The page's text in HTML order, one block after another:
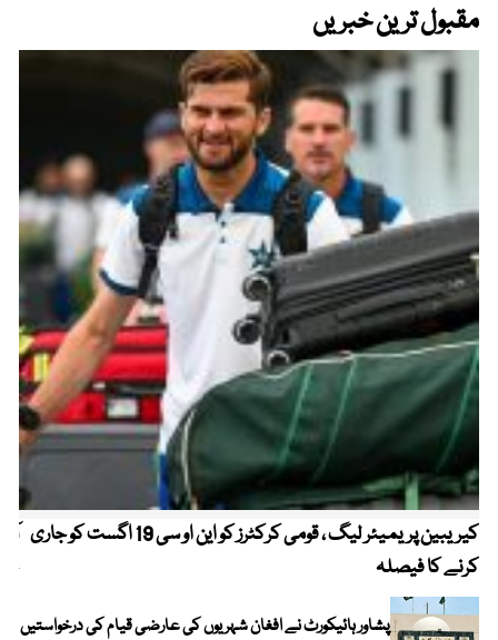
مقبول ترین خبریں
کیریبین پریمیئر لیگ ، قومی کرکٹرز کو این او سی 19 اگست کو جاری
کرنے کا فیصلہ
پشاور ہائیکورٹ نے افغان شہریوں کی عارضی قیام کی درخواستیں